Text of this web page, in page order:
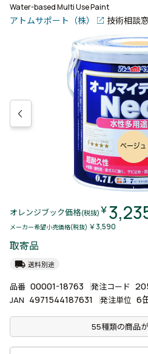
Water-based Multi Use Paint
アトムサポート（株） 技術相談
オレンジブック価格(税抜) ￥
メーカー希望小売価格(税抜) ￥3,590
取寄品
local_shipping 送料別途
品番 00001-18763 発注コード
JAN 4971544187631 発注単位 6
55種類の商品